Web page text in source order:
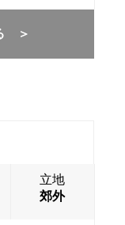
＞
立地
郊外